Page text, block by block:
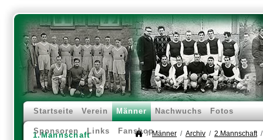
Startseite Verein Männer Nachwuchs Fotos
Sponsoren Links Fanshop
1.Mannschaft Männer Archiv 2.Mannschaft